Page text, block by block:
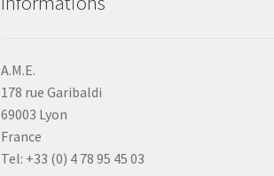
A.M.E.
178 rue Garibaldi
69003 Lyon
France
Tel: +33 (0) 4 78 95 45 03